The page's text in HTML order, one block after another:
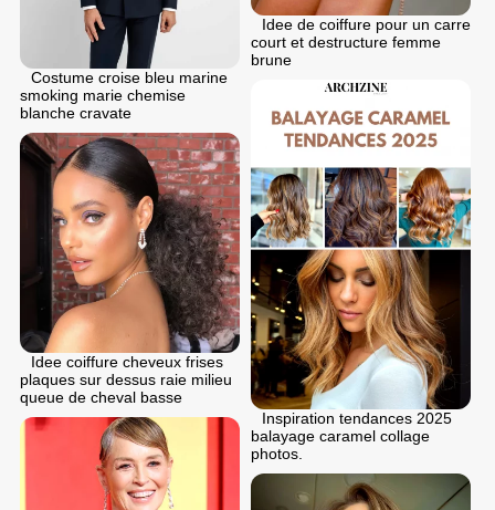
Idee de coiffure pour un carre
court et destructure femme
brune
Costume croise bleu marine
smoking marie chemise
blanche cravate
Inspiration tendances 2025
balayage caramel collage
photos.
Idee coiffure cheveux frises
plaques sur dessus raie milieu
queue de cheval basse